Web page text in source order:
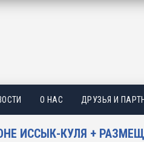
О НАС ДРУЗЬЯ И
ИССЫК-КУЛЯ +